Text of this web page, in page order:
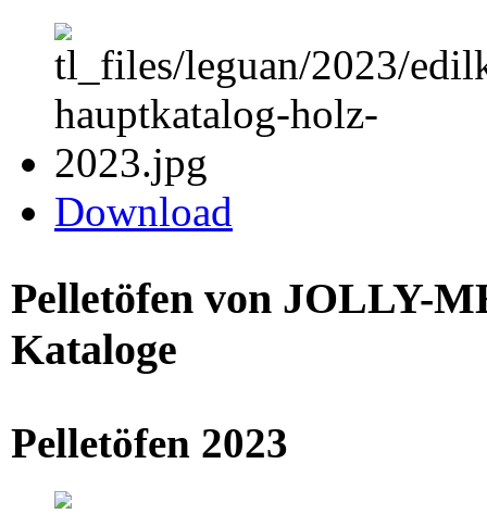
Download
Pelletöfen von JOLLY-
Kataloge
Pelletöfen 2023